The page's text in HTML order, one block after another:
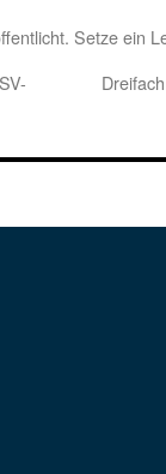
Setze ein